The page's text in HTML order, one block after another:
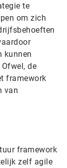
te
om zich
kunnen
de
framework
van
framework
zelf agile